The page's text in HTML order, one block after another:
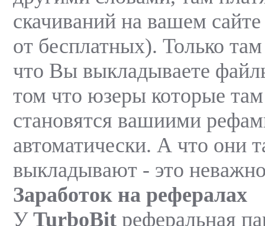
скачиваний на вашем
от бесплатных). Только
что Вы выкладываете
том что юзеры которые там
становятся вашиими
автоматически. А что они
выкладывают - это
Заработок на рефералах
У TurboBit реферальная